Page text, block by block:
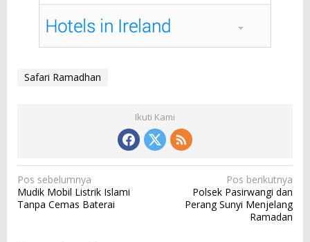
Safari Ramadhan
Ikuti Kami
N
a
Pos sebelumnya
Mudik Mobil Listrik Islami
Tanpa Cemas Baterai
Pos berikutnya
Polsek Pasirwangi dan
Perang Sunyi Menjelang
Ramadan